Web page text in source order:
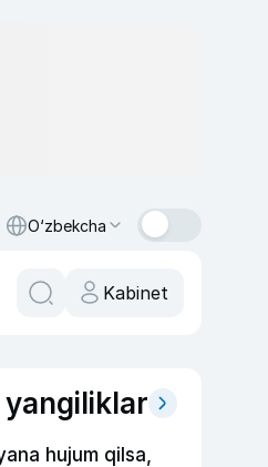
O‘zbekcha
Kabinet
yangiliklar
hujum qilsa,